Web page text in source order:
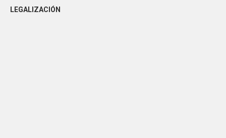
LEGALIZACIÓN